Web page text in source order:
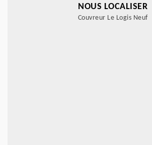
NOUS LOCALISER
Couvreur Le Logis Neuf